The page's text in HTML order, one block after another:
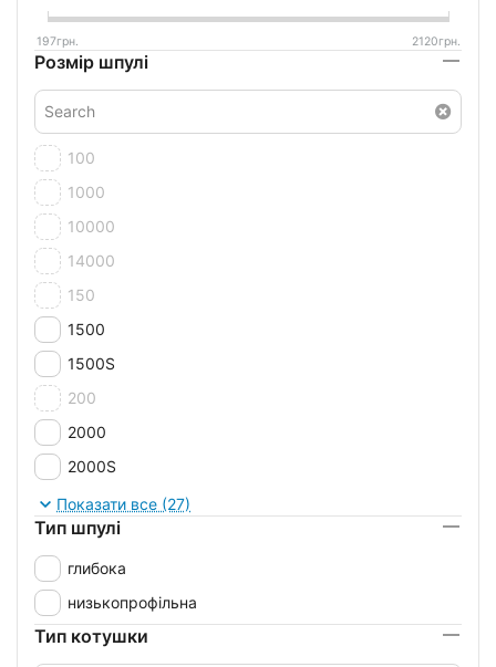
197грн. 2120грн.
Розмір шпулі
100
1000
10000
14000
150
1500
1500S
200
2000
2000S
2500
2500S
3000
3000S
3500
Показати все (27)
Тип шпулі
глибока
низькопрофільна
Тип котушки